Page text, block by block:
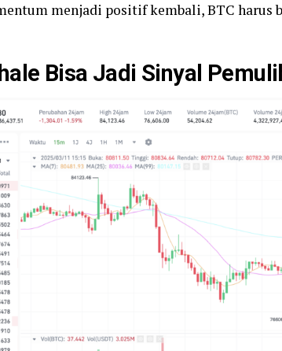
menjadi positif kembali, BTC harus
Bisa Jadi Sinyal